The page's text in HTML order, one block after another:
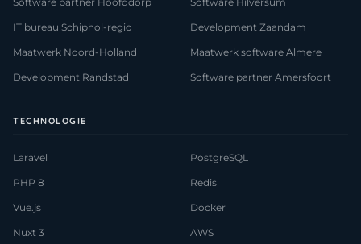
IT bureau Schiphol-regio
Maatwerk Noord-Holland
Development Randstad
Development Zaandam
Maatwerk software Almere
Software partner Amersfoort
TECHNOLOGIE
Laravel
PHP 8
Vue.js
Nuxt 3
PostgreSQL
Redis
Docker
AWS